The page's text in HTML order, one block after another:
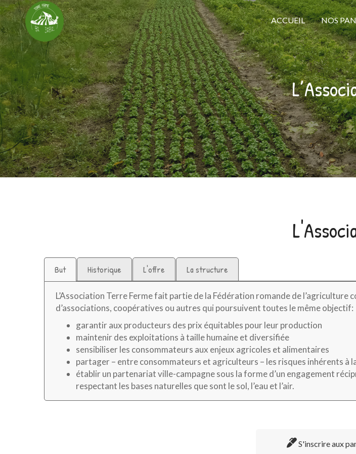
ACCUEIL NOS
But Historique L'offre La structure
L’Association Terre Ferme fait partie de la Fédération romande de
d’associations, coopératives ou autres qui poursuivent toutes le même objectif:
garantir aux producteurs des prix équitables pour leur production
maintenir des exploitations à taille humaine et diversifiée
sensibiliser les consommateurs aux enjeux agricoles et alimentaires
partager – entre consommateurs et agriculteurs – les risques inhérents à
établir un partenariat ville-campagne sous la forme d’un engagement
respectant les bases naturelles que sont le sol, l’eau et l’air.
S'inscrire aux